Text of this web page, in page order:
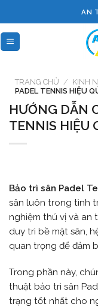
to
content
AN
TRANG CHỦ / KINH
PADEL TENNIS HIỆU
HƯỚNG DẪN
TENNIS HIỆU
Bảo trì sân Padel
sân luôn trong tình
nghiệm thú vị và an
duy trì bề mặt sân,
quan trọng để đảm
Trong phần này,
thuật bảo trì sân
trạng tốt nhất cho